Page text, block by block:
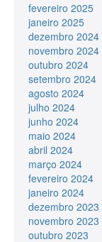
fevereiro 2025
janeiro 2025
dezembro 2024
novembro 2024
outubro 2024
setembro 2024
agosto 2024
julho 2024
junho 2024
maio 2024
abril 2024
março 2024
fevereiro 2024
janeiro 2024
dezembro 2023
novembro 2023
outubro 2023